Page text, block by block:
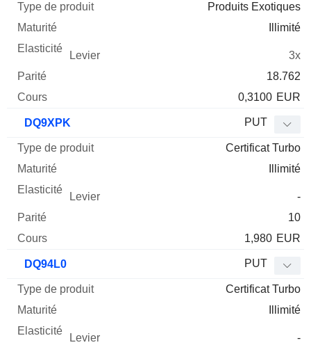
Produits Exotiques
Illimité
3x
18.762
0,3100 EUR
DQ9XPK PUT
Certificat Turbo
Illimité
-
10
1,980 EUR
DQ94L0 PUT
Certificat Turbo
Illimité
-